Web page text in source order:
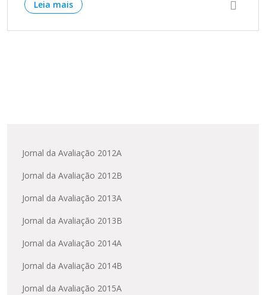
Leia mais
Jornal da Avaliação 2012A
Jornal da Avaliação 2012B
Jornal da Avaliação 2013A
Jornal da Avaliação 2013B
Jornal da Avaliação 2014A
Jornal da Avaliação 2014B
Jornal da Avaliação 2015A